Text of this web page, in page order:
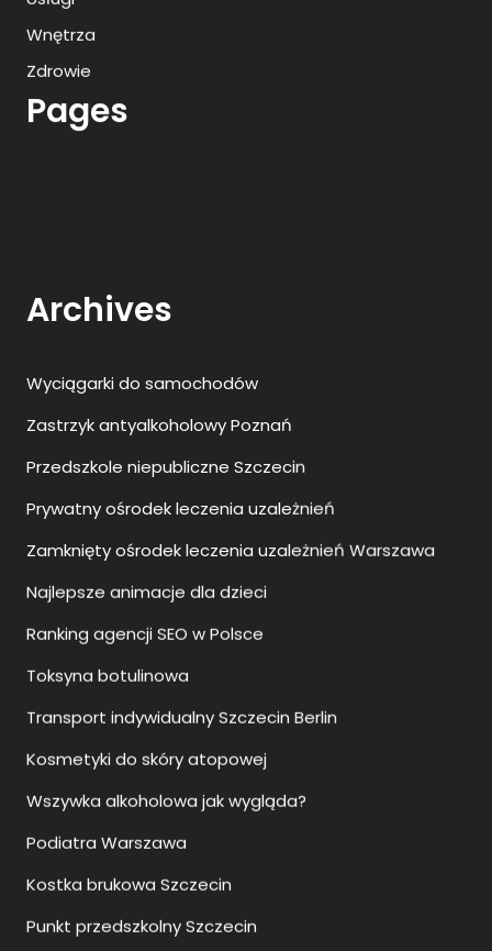
Wnętrza
Zdrowie
Pages
Zastrzyk antyalkoholowy Poznań
Prywatny ośrodek leczenia uzależnień
Zamknięty ośrodek leczenia uzależnień Warszawa
Najlepsze animacje dla dzieci
Ranking agencji SEO w Polsce
Toksyna botulinowa
Transport indywidualny Szczecin Berlin
Kosmetyki do skóry atopowej
Wszywka alkoholowa jak wygląda?
Podiatra Warszawa
Kostka brukowa Szczecin
Punkt przedszkolny Szczecin
Przedszkole prywatne Szczecin
Przedszkole prywatne Szczecin cena
Systemy klimatyzacji Olsztyn